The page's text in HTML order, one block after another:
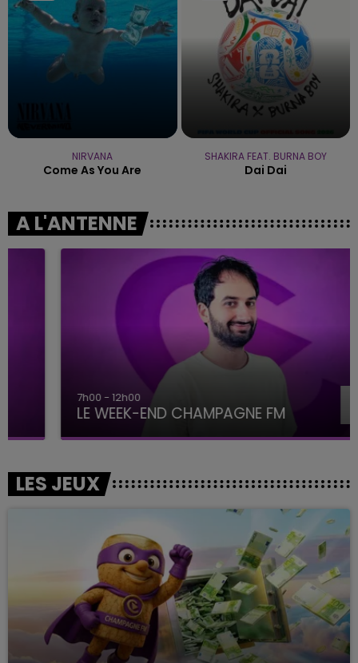
NIRVANA
Come As You Are
SHAKIRA FEAT. BURNA BOY
Dai Dai
A L'ANTENNE
7h00 - 12h00
LE WEEK-END CHAMPAGNE FM
LES JEUX